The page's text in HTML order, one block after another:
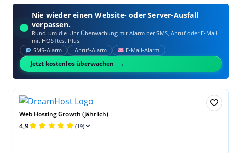
Nie wieder einen Website- oder Server-Ausfall
verpassen.
Rund-um-die-Uhr-Überwachung mit Alarm per SMS, Anruf oder E‑Mail
mit HOSTtest Plus.
SMS‑Alarm Anruf‑Alarm E‑Mail‑Alarm
Jetzt kostenlos überwachen
Web Hosting Growth (jährlich)
4,9 (19)